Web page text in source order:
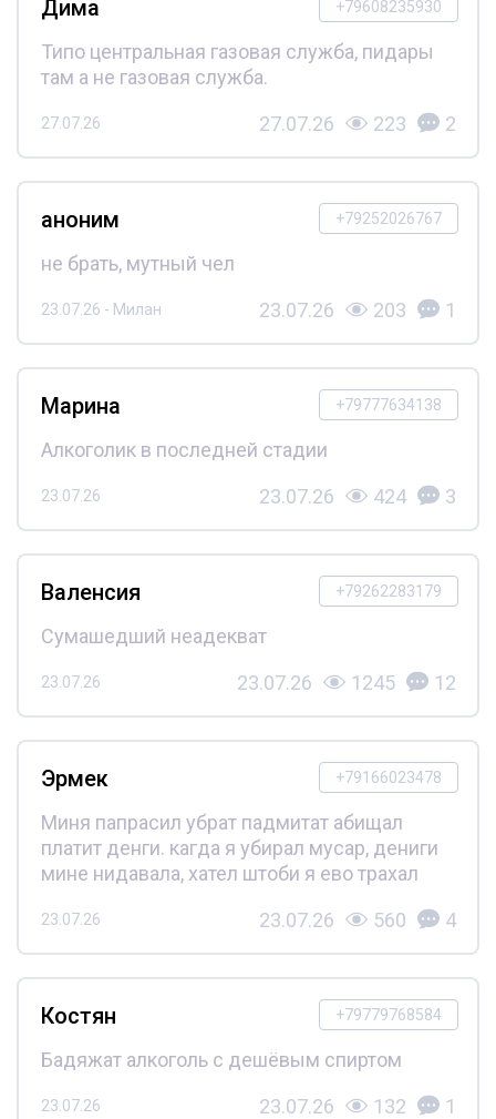
+79608235930
Дима
Типо центральная газовая служба, пидары
там а не газовая служба.
27.07.26 27.07.26 223 2
+79252026767
аноним
не брать, мутный чел
23.07.26 - Милан 23.07.26 203 1
+79777634138
Марина
Алкоголик в последней стадии
23.07.26 23.07.26 424 3
+79262283179
Валенсия
Сумашедший неадекват
23.07.26 23.07.26 1245 12
+79166023478
Эрмек
Миня папрасил убрат падмитат абищал
платит денги. кагда я убирал мусар, дениги
мине нидавала, хател штоби я ево трахал
23.07.26 23.07.26 560 4
+79779768584
Костян
Бадяжат алкоголь с дешёвым спиртом
23.07.26 23.07.26 132 1